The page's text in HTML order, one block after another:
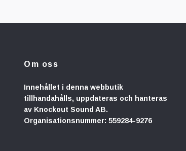
Om oss
Innehållet i denna webbutik
tillhandahålls, uppdateras och hanteras
av Knockout Sound AB.
Organisationsnummer: 559284-9276